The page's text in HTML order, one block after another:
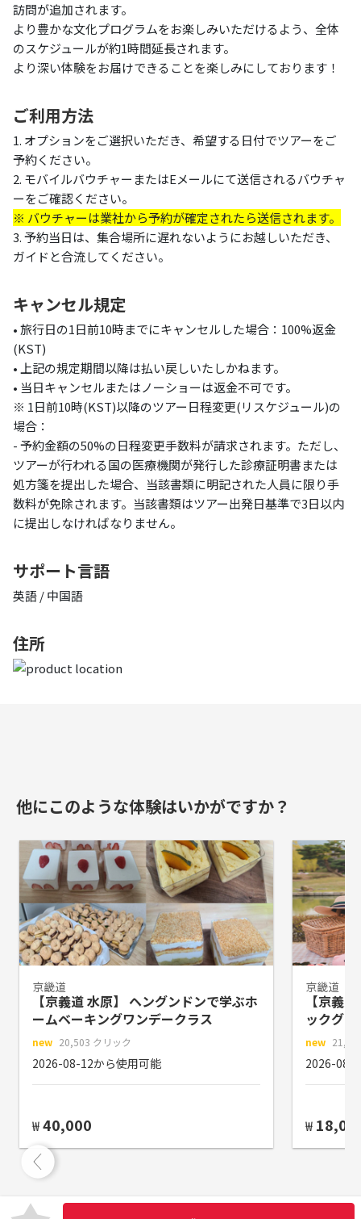
訪問が追加されます。
より豊かな文化プログラムをお楽しみいただけるよう、全体
のスケジュールが約1時間延長されます。
より深い体験をお届けできることを楽しみにしております！
ご利用方法
1. オプションをご選択いただき、希望する日付でツアーをご
予約ください。
2. モバイルバウチャーまたはEメールにて送信されるバウチャ
ーをご確認ください。
※ バウチャーは業社から予約が確定されたら送信されます。
3. 予約当日は、集合場所に遅れないようにお越しいただき、
ガイドと合流してください。
キャンセル規定
• 旅行日の1日前10時までにキャンセルした場合：100%返金
(KST)
• 上記の規定期間以降は払い戻しいたしかねます。
• 当日キャンセルまたはノーショーは返金不可です。
※ 1日前10時(KST)以降のツアー日程変更(リスケジュール)の
場合：
- 予約金額の50%の日程変更手数料が請求されます。ただし、
ツアーが行われる国の医療機関が発行した診療証明書または
処方箋を提出した場合、当該書類に明記された人員に限り手
数料が免除されます。当該書類はツアー出発日基準で3日以内
に提出しなければなりません。
サポート言語
英語 / 中国語
住所
他にこのような体験はいかがですか？
京畿道
【京義道 水原】 ヘングンドンで学ぶホ
ームベーキングワンデークラス
new 20,503 クリック
2026-08-12から使用可能
₩40,000
京畿道
【京義
ックグ
new
2026-08-
₩